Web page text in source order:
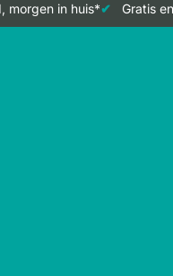
in huis* Gratis